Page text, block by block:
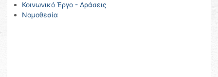
Κοινωνικό Έργο - Δράσεις
Νομοθεσία